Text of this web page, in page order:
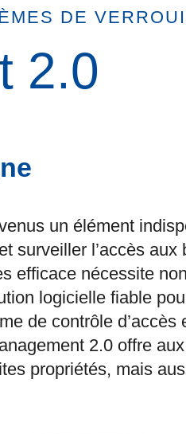
DE
2.0
un élément
surveiller l’accès
efficace nécessite
logicielle fiable
de contrôle
2.0 offre
propriétés, mais